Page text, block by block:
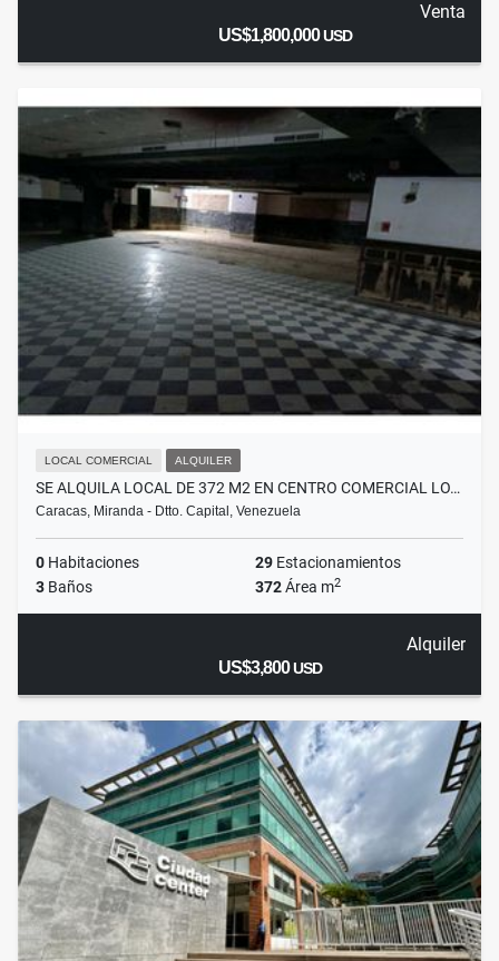
Venta
US$1,800,000USD
LOCAL COMERCIAL ALQUILER
SE ALQUILA LOCAL DE 372 M2 EN CENTRO COMERCIAL LO…
Caracas, Miranda - Dtto. Capital, Venezuela
0 Habitaciones 29 Estacionamientos
3 Baños 372Área m2
Alquiler
US$3,800USD